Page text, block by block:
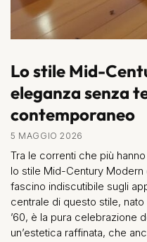
Lo stile Mid-
eleganza senza
contemporaneo
5 MAGGIO 2026
Tra le correnti che più
lo stile Mid-Century
fascino indiscutibile sugli
centrale di questo stile, nato
’60, è la pura celebrazione
un’estetica raffinata, che